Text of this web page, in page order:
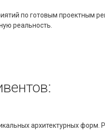
по готовым проектным
реальность.
архитектурных